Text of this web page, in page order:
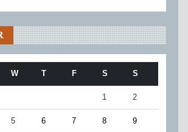
W T F S S
1 2
5 6 7 8 9